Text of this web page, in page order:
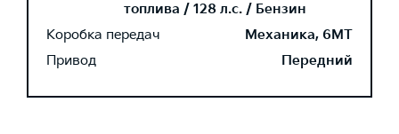
топлива / 128 л.с. / Бензин
Коробка передач
Механика, 6MT
Привод
Передний